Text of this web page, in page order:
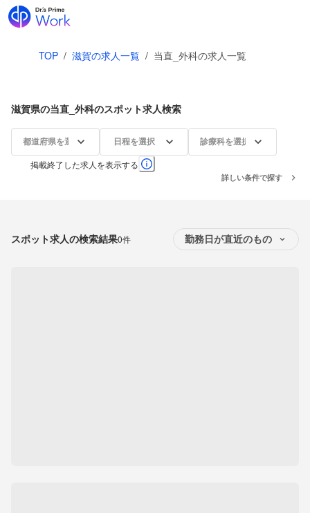
TOP / 滋賀の求人一覧 / 当直_外科の求人一覧
滋賀県の当直_外科のスポット求人検索
都道府県を選択 日程を選択 診療科を選択
掲載終了した求人を表示する
詳しい条件で探す
スポット求人の検索結果0件 勤務日が直近のもの